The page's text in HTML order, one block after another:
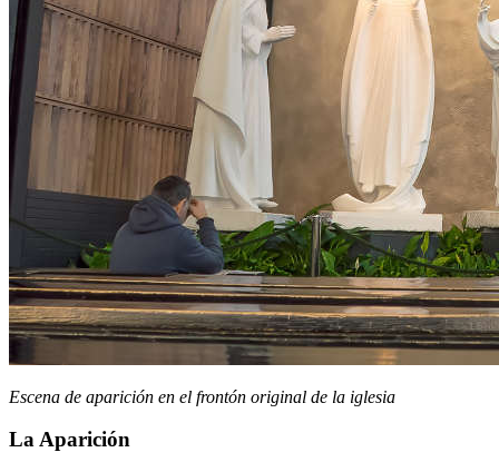
Escena de aparición en el frontón original de la iglesia
La Aparición